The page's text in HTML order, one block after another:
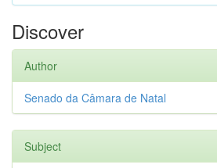
Discover
Author
Senado da Câmara de Natal
Subject